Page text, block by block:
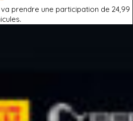
prendre une participation de